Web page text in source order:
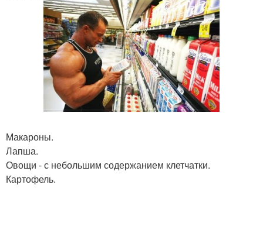
Макароны.
Лапша.
Овощи - с небольшим содержанием клетчатки.
Картофель.